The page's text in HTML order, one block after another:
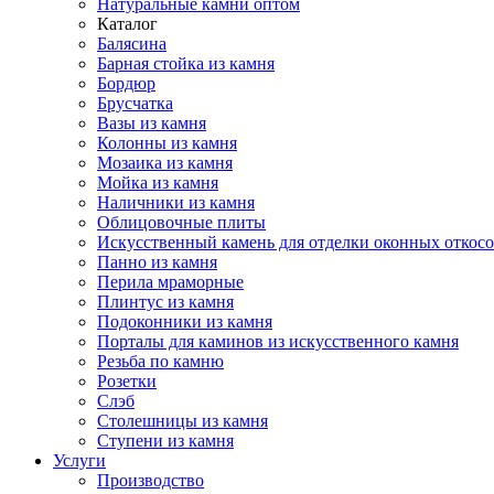
Натуральные камни оптом
Каталог
Балясина
Барная стойка из камня
Бордюр
Брусчатка
Вазы из камня
Колонны из камня
Мозаика из камня
Мойка из камня
Наличники из камня
Облицовочные плиты
Искусственный камень для отделки оконных
Панно из камня
Перила мраморные
Плинтус из камня
Подоконники из камня
Порталы для каминов из искусственного камня
Резьба по камню
Розетки
Слэб
Столешницы из камня
Ступени из камня
Услуги
Производство